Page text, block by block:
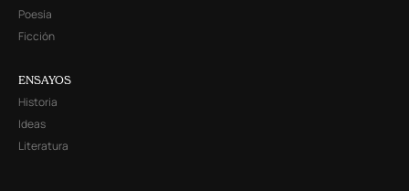
Poesía
Ficción
ENSAYOS
Historia
Ideas
Literatura